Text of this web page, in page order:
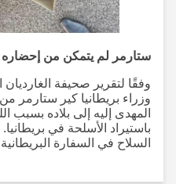
ستارمر لم يتمكن من إحضاره
وفقًا لتقرير صحيفة الغارديان
وزراء بريطانيا كير ستارمر
المهدى إليه إلى بلاده بسبب
باستيراد الأسلحة في بريطانيا.
السلاح في السفارة